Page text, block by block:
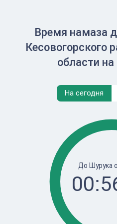
Время намаза
Кесовогорского
области на
На сегодня
До Шурука